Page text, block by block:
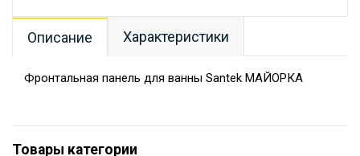
Описание Характеристики
Фронтальная панель для ванны Santek МАЙОРКА
Товары категории